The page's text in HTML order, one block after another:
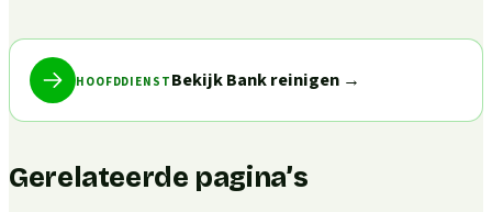
HOOFDDIENST Bekijk Bank reinigen→
Gerelateerde pagina’s